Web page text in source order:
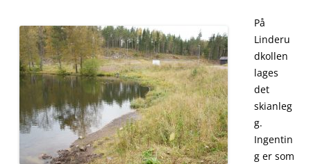
På
Linderu
dkollen
lages
det
skianleg
g.
Ingentin
g er som